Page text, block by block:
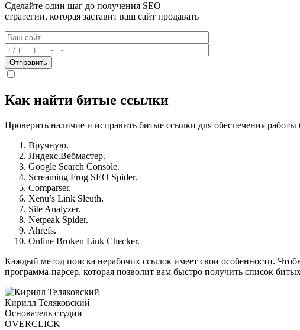
Сделайте один шаг до получения SEO
стратегии, которая заставит ваш сайт продавать
Как найти битые ссылки
Проверить наличие и исправить битые ссылки для обеспечения
Вручную.
Яндекс.Вебмастер.
Google Search Console.
Screaming Frog SEO Spider.
Comparser.
Xenu’s Link Sleuth.
Site Analyzer.
Netpeak Spider.
Ahrefs.
Online Broken Link Checker.
Каждый метод поиска нерабочих ссылок имеет свои особенности.
программа-парсер, которая позволит вам быстро получить список
Кирилл Теляковский
Основатель студии
OVERCLICK